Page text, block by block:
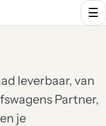
☰
leverbaar, van
Partner,
je